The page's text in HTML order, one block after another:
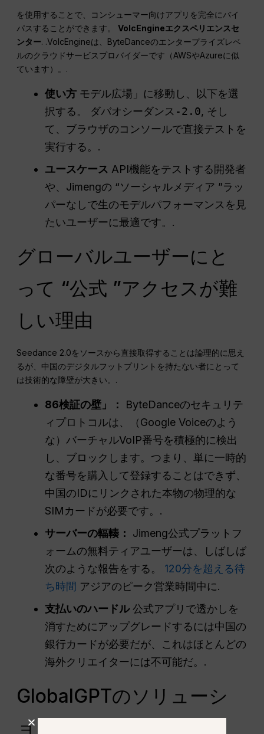
を使用することで、コンシューマー向けアプリを完全にバイ
パスすることができます。VolcEngineエクスペリエンスセ
ンター. .VolcEngineは、ByteDanceのエンタープライズレベ
ルのクラウドサービスプロバイダーです（AWSやAzureに似
ています）。.
使い方 モデル広場」に移動し、以下を選
択する。 ダバオシーダンス-2.0, そし
て、ブラウザのコンソールで直接テストを
実行する。.
ユースケース API機能をテストする開発者
や、Jimengの “ソーシャルメディア ”ラッ
パーなしで生のモデルパフォーマンスを見
たいユーザーに最適です。.
グローバルユーザーにと
って “公式 ”アクセスが難
しい理由
Seedance 2.0をソースから直接取得することは論理的に思え
るが、中国のデジタルフットプリントを持たない者にとって
は技術的な障壁が大きい。.
86検証の壁」：
ByteDanceのセキュリテ
ィプロトコルは、（Google Voiceのよう
な）バーチャルVoIP番号を積極的に検出
し、ブロックします。つまり、単に一時的
な番号を購入して登録することはできず、
中国のIDにリンクされた本物の物理的な
SIMカードが必要です。.
サーバーの輻輳：
Jimeng公式プラットフ
ォームの無料ティアユーザーは、しばしば
次のような報告をする。 120分を超える待
ち時間 アジアのピーク営業時間中に.
支払いのハードル公式アプリで透かしを
消すためにアップグレードするには中国の
銀行カードが必要だが、これはほとんどの
海外クリエイターには不可能だ。.
GlobalGPTのソリューシ
ョン：国境なきシーダン